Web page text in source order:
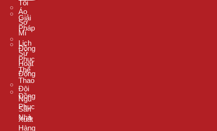
Tôi
Giải
Pháp
Lịch
Sử
Hoạt
Động
Đội
Ngũ
Sản
Xuất
Áo
Sơ
Mi
Đồng
Phục
Thể
Thao
Đồng
Phục
Nhà
Hàng